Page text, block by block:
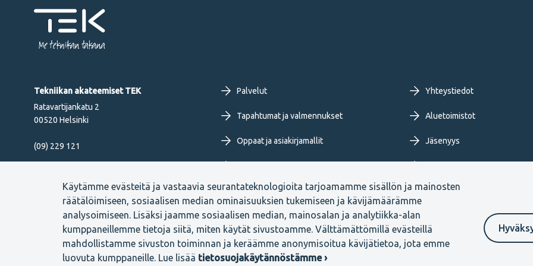
Käytämme evästeitä ja vastaavia seurantateknologioita tarjoamamme sisällön ja mainosten
räätälöimiseen, sosiaalisen median ominaisuuksien tukemiseen ja kävijämäärämme
analysoimiseen. Lisäksi jaamme sosiaalisen median, mainosalan ja analytiikka-alan
kumppaneillemme tietoja siitä, miten käytät sivustoamme. Välttämättömillä evästeillä
mahdollistamme sivuston toiminnan ja keräämme anonymisoitua kävijätietoa, jota emme
luovuta kumppaneille. Lue lisää tietosuojakäytännöstämme ›
Me tekniikan takana
Tekniikan akateemiset TEK
Ratavartijankatu 2
00520 Helsinki
(09) 229 121
Footer
primary
menu
FI
Palvelut
Tapahtumat ja valmennukset
Oppaat ja asiakirjamallit
Uutiset ja blogit
Yhteystiedot
Aluetoimistot
Jäsenyys
Extranet
Footer
Evästeasetukset Tietosuojaselosteet Anna palautetta
Ilmoituskanava